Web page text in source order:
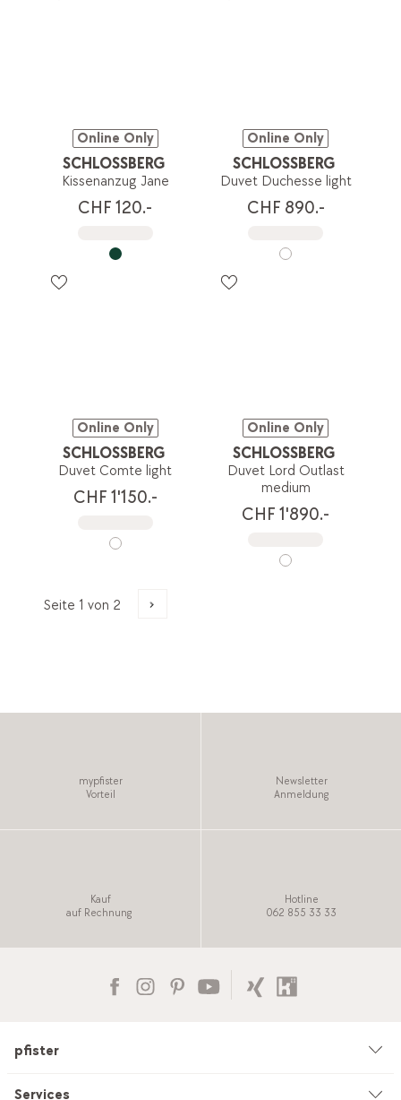
Online Only
SCHLOSSBERG
Kissenanzug Jane
CHF 120.-
Online Only
SCHLOSSBERG
Duvet Duchesse light
CHF 890.-
Online Only
SCHLOSSBERG
Duvet Comte light
CHF 1'150.-
Online Only
SCHLOSSBERG
Duvet Lord Outlast
medium
CHF 1'890.-
mypfister
Vorteil
Newsletter
Anmeldung
Kauf
auf Rechnung
Hotline
062 855 33 33
pfister
Unternehmen
Services